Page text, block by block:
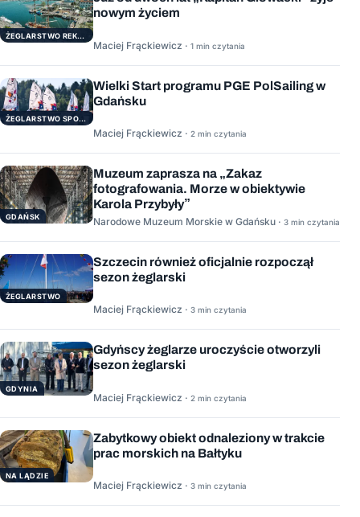
ŻEGLARSTWO REKERACYJNE
nowym życiem
Maciej Frąckiewicz · 1 min czytania
ŻEGLARSTWO SPORTOWE
Wielki Start programu PGE PolSailing w
Gdańsku
Maciej Frąckiewicz · 2 min czytania
GDAŃSK
Muzeum zaprasza na „Zakaz
fotografowania. Morze w obiektywie
Karola Przybyły”
Narodowe Muzeum Morskie w Gdańsku · 3 min czytania
ŻEGLARSTWO
Szczecin również oficjalnie rozpoczął
sezon żeglarski
Maciej Frąckiewicz · 3 min czytania
GDYNIA
Gdyńscy żeglarze uroczyście otworzyli
sezon żeglarski
Maciej Frąckiewicz · 2 min czytania
NA LĄDZIE
Zabytkowy obiekt odnaleziony w trakcie
prac morskich na Bałtyku
Maciej Frąckiewicz · 3 min czytania